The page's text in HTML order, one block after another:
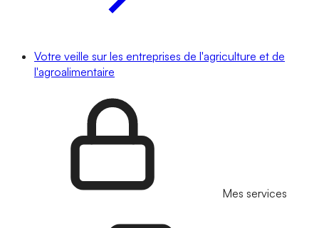
Votre veille sur les entreprises de l'agriculture et de
l'agroalimentaire
Mes services